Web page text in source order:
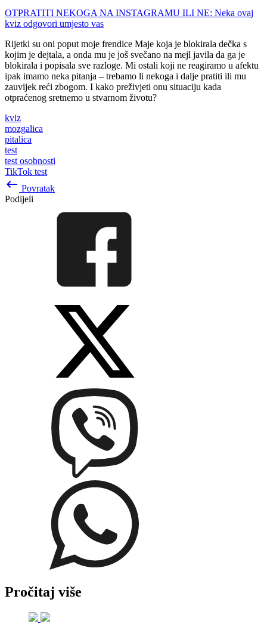
OTPRATITI NEKOGA NA INSTAGRAMU ILI NE: Neka ovaj
kviz odgovori umjesto vas
Rijetki su oni poput moje frendice Maje koja je blokirala dečka s
kojim je dejtala, a onda mu je još svečano na mejl javila da ga je
blokirala i popisala sve razloge. Mi ostali koji ne reagiramo u afektu
ipak imamo neka pitanja – trebamo li nekoga i dalje pratiti ili mu
zauvijek reći zbogom. I kako preživjeti onu situaciju kada
otpraćenog sretnemo u stvarnom životu?
kviz
mozgalica
pitalica
test
test osobnosti
TikTok test
keyboard_backspace Povratak
Podijeli
Pročitaj više